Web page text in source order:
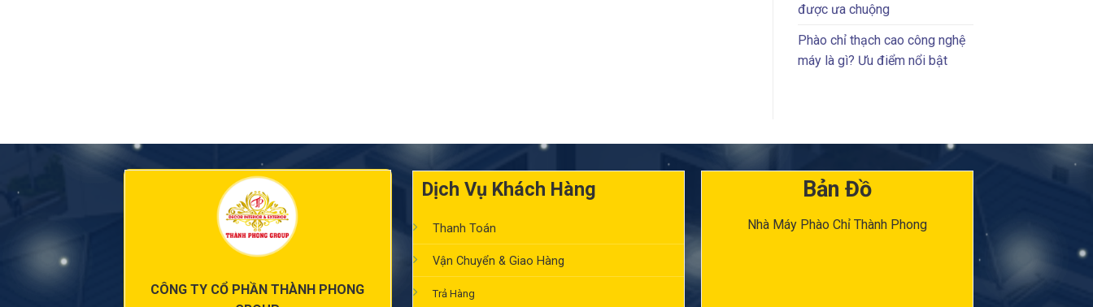
được ưa chuộng
Phào chỉ thạch cao công nghệ
máy là gì? Ưu điểm nổi bật
CÔNG TY CỔ PHẦN THÀNH PHONG
Dịch Vụ Khách Hàng
Thanh Toán
Vận Chuyển & Giao Hàng
Trả Hàng
Bản Đồ
Nhà Máy Phào Chỉ Thành Phong